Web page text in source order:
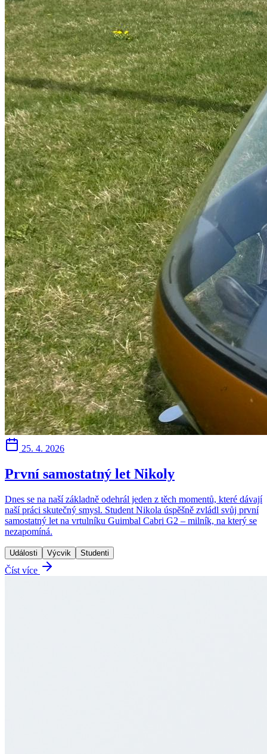
25. 4. 2026
První samostatný let Nikoly
Dnes se na naší základně odehrál jeden z těch momentů, které dávají
naší práci skutečný smysl. Student Nikola úspěšně zvládl svůj první
samostatný let na vrtulníku Guimbal Cabri G2 – milník, na který se
nezapomíná.
Události Výcvik Studenti
Číst více